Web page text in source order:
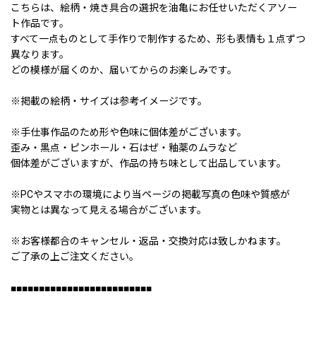
こちらは、絵柄・焼き具合の選択を油亀にお任せいただくアソー
ト作品です。
すべて一点ものとして手作りで制作するため、形も表情も１点ずつ
異なります。
どの模様が届くのか、届いてからのお楽しみです。
※掲載の絵柄・サイズは参考イメージです。
※手仕事作品のため形や色味に個体差がございます。
歪み・黒点・ピンホール・石はぜ・釉薬のムラなど
個体差がございますが、作品の持ち味として出品しています。
※PCやスマホの環境により当ページの掲載写真の色味や質感が
実物とは異なって見える場合がございます。
※お客様都合のキャンセル・返品・交換対応は致しかねます。
ご了承の上ご注文ください。
■■■■■■■■■■■■■■■■■■■■■■■■■